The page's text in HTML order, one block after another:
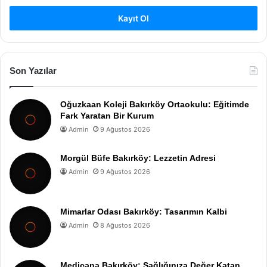
Kayıt Ol
Son Yazılar
Oğuzkaan Koleji Bakırköy Ortaokulu: Eğitimde
Fark Yaratan Bir Kurum
Admin 9 Ağustos 2026
Morgül Büfe Bakırköy: Lezzetin Adresi
Admin 9 Ağustos 2026
Mimarlar Odası Bakırköy: Tasarımın Kalbi
Admin 8 Ağustos 2026